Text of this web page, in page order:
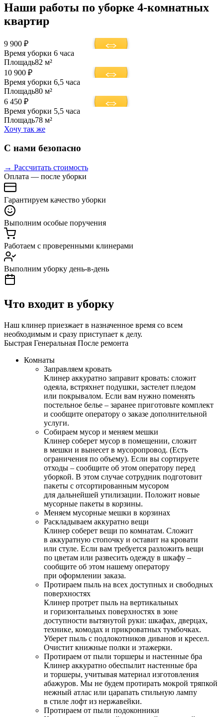
Наши работы по уборке 4-комнатных
квартир
9 900 ₽
Время уборки 6 часа
Площадь82 м²
10 900 ₽
Время уборки 6,5 часа
Площадь80 м²
6 450 ₽
Время уборки 5,5 часа
Площадь78 м²
Хочу так же
С нами безопасно
→ Рассчитать стоимость
Оплата — после уборки
Гарантируем качество уборки
Выполним особые поручения
Работаем с проверенными клинерами
Выполним уборку день-в-день
Что входит в уборку
Наш клинер приезжает в назначенное время со всем
необходимым и сразу приступает к делу.
Быстрая Генеральная После ремонта
Комнаты
Заправляем кровать
Клинер аккуратно заправит кровать: сложит
одеяла, встряхнет подушки, застелет пледом
или покрывалом. Если вам нужно поменять
постельное белье – заранее приготовьте комплект
и сообщите оператору о заказе дополнительной
услуги.
Собираем мусор и меняем мешки
Клинер соберет мусор в помещении, сложит
в мешки и вынесет в мусоропровод. (Есть
ограничения по объему). Если вы сортируете
отходы – сообщите об этом оператору перед
уборкой. В этом случае сотрудник подготовит
пакеты с отсортированным мусором
для дальнейшей утилизации. Положит новые
мусорные пакеты в корзины.
Меняем мусорные мешки в корзинах
Раскладываем аккуратно вещи
Клинер соберет вещи по комнатам. Сложит
в аккуратную стопочку и оставит на кровати
или стуле. Если вам требуется разложить вещи
по цветам или развесить одежду в шкафу –
сообщите об этом нашему оператору
при оформлении заказа.
Протираем пыль на всех доступных и свободных
поверхностях
Клинер протрет пыль на вертикальных
и горизонтальных поверхностях в зоне
доступности вытянутой руки: шкафах, дверцах,
технике, комодах и прикроватных тумбочках.
Уберет пыль с подлокотников диванов и кресел.
Очистит книжные полки и этажерки.
Протираем от пыли торшеры и настенные бра
Клинер аккуратно обеспылит настенные бра
и торшеры, учитывая материал изготовления
абажуров. Мы не будем протирать мокрой тряпкой
нежный атлас или царапать стильную лампу
в стиле лофт из нержавейки.
Протираем от пыли подоконники